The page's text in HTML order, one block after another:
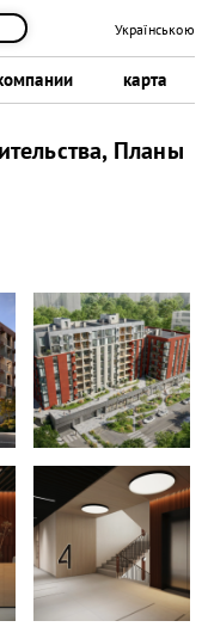
карта
Українською
Планы